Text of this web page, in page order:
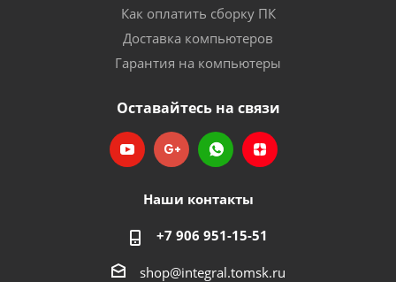
Как оплатить сборку ПК
Доставка компьютеров
Гарантия на компьютеры
Оставайтесь на связи
Наши контакты
+7 906 951-15-51
shop@integral.tomsk.ru